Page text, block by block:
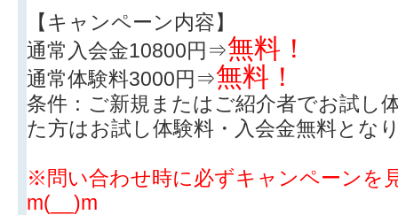
【キャンペーン内容】
通常入会金10800円⇒無料！
通常体験料3000円⇒無料！
条件：ご新規またはご紹介者でお試し
た方はお試し体験料・入会金無料とな
※問い合わせ時に必ずキャンペーンを
m(__)m